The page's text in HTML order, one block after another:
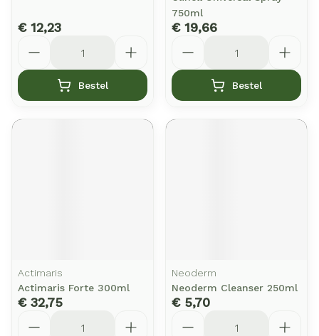
€ 12,23
Bestel
750ml
€ 19,66
Bestel
Actimaris
Actimaris Forte 300ml
€ 32,75
Neoderm
Neoderm Cleanser 250ml
€ 5,70